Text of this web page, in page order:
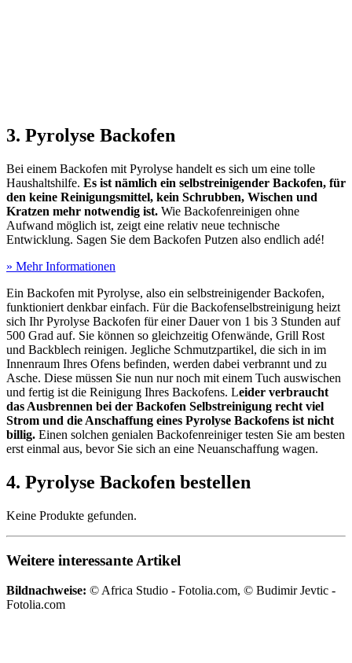
3. Pyrolyse Backofen
Bei einem Backofen mit Pyrolyse handelt es sich um eine tolle
Haushaltshilfe. Es ist nämlich ein selbstreinigender Backofen, für
den keine Reinigungsmittel, kein Schrubben, Wischen und
Kratzen mehr notwendig ist. Wie Backofenreinigen ohne
Aufwand möglich ist, zeigt eine relativ neue technische
Entwicklung. Sagen Sie dem Backofen Putzen also endlich adé!
» Mehr Informationen
Ein Backofen mit Pyrolyse, also ein selbstreinigender Backofen,
funktioniert denkbar einfach. Für die Backofenselbstreinigung heizt
sich Ihr Pyrolyse Backofen für einer Dauer von 1 bis 3 Stunden auf
500 Grad auf. Sie können so gleichzeitig Ofenwände, Grill Rost
und Backblech reinigen. Jegliche Schmutzpartikel, die sich in im
Innenraum Ihres Ofens befinden, werden dabei verbrannt und zu
Asche. Diese müssen Sie nun nur noch mit einem Tuch auswischen
und fertig ist die Reinigung Ihres Backofens. Leider verbraucht
das Ausbrennen bei der Backofen Selbstreinigung recht viel
Strom und die Anschaffung eines Pyrolyse Backofens ist nicht
billig. Einen solchen genialen Backofenreiniger testen Sie am besten
erst einmal aus, bevor Sie sich an eine Neuanschaffung wagen.
4. Pyrolyse Backofen bestellen
Keine Produkte gefunden.
Weitere interessante Artikel
Bildnachweise: © Africa Studio - Fotolia.com, © Budimir Jevtic -
Fotolia.com